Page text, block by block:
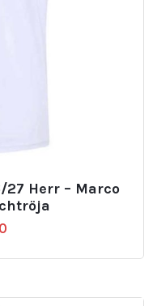
27 Herr – Marco